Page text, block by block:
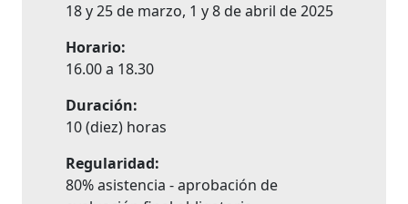
18 y 25 de marzo, 1 y 8 de abril de 2025
Horario:
16.00 a 18.30
Duración:
10 (diez) horas
Regularidad:
80% asistencia - aprobación de